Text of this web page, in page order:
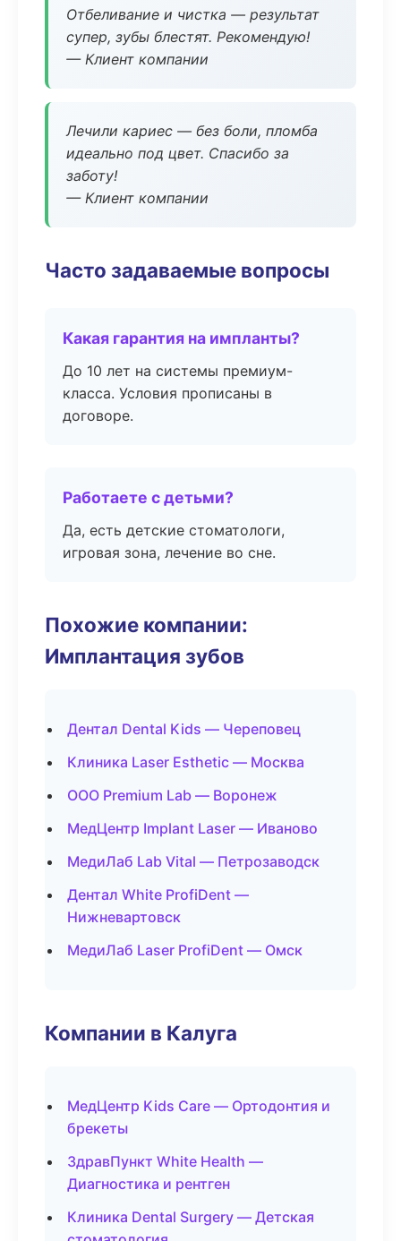
Отбеливание и чистка — результат
супер, зубы блестят. Рекомендую!
— Клиент компании
Лечили кариес — без боли, пломба
идеально под цвет. Спасибо за
заботу!
— Клиент компании
Часто задаваемые вопросы
Какая гарантия на импланты?
До 10 лет на системы премиум-
класса. Условия прописаны в
договоре.
Работаете с детьми?
Да, есть детские стоматологи,
игровая зона, лечение во сне.
Похожие компании:
Имплантация зубов
Дентал Dental Kids — Череповец
Клиника Laser Esthetic — Москва
ООО Premium Lab — Воронеж
МедЦентр Implant Laser — Иваново
МедиЛаб Lab Vital — Петрозаводск
Дентал White ProfiDent —
Нижневартовск
МедиЛаб Laser ProfiDent — Омск
Компании в Калуга
МедЦентр Kids Care — Ортодонтия и
брекеты
ЗдравПункт White Health —
Диагностика и рентген
Клиника Dental Surgery — Детская